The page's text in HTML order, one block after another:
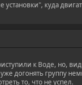
куда
к Воде, но,
догонять группу
то, что не успел.